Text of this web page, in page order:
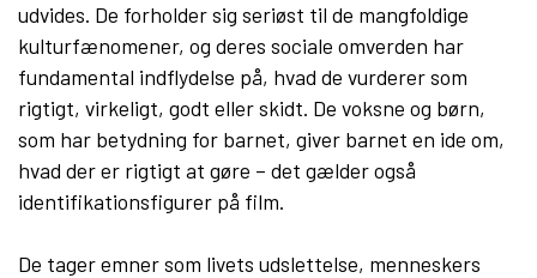
udvides. De forholder sig seriøst til de mangfoldige
kulturfænomener, og deres sociale omverden har
fundamental indflydelse på, hvad de vurderer som
rigtigt, virkeligt, godt eller skidt. De voksne og børn,
som har betydning for barnet, giver barnet en ide om,
hvad der er rigtigt at gøre – det gælder også
identifikationsfigurer på film.
De tager emner som livets udslettelse, menneskers